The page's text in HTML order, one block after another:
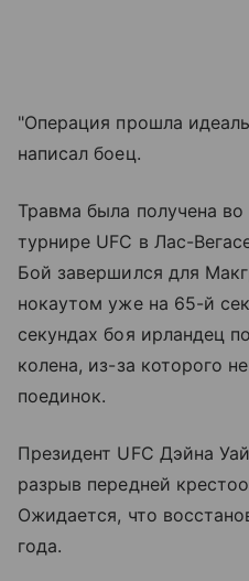
"Операция прошла
написал боец.
Травма была получена
турнире UFC в Лас-
Бой завершился для
нокаутом уже на 65-й
секундах боя ирландец
колена, из-за которого
поединок.
Президент UFC Дэйна
разрыв передней
Ожидается, что
года.